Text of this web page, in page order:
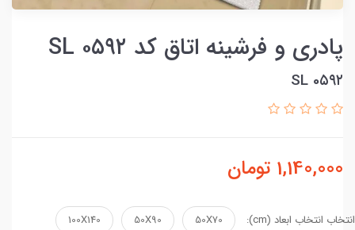
پادری و فرشینه اتاق کد SL ۰۵۹۲
SL 0۵۹۲
1,140,000 تومان
انتخاب انتخاب ابعاد (cm): 50X70
50X90
100X140